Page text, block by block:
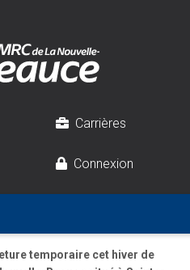
Carrières
Connexion
temporaire cet hiver de